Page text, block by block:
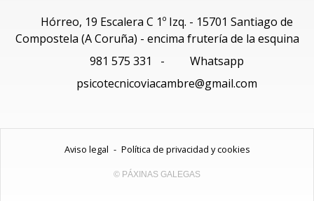
Hórreo, 19 Escalera C 1º Izq. - 15701 Santiago de
Compostela (A Coruña) - encima frutería de la esquina
981 575 331
-
Whatsapp
psicotecnicoviacambre@gmail.com
Aviso legal - Política de privacidad y cookies
© PÁXINAS GALEGAS